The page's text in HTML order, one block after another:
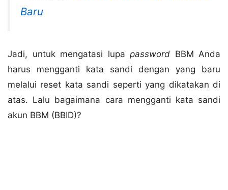
Baru
Jadi, untuk mengatasi lupa password BBM Anda
harus mengganti kata sandi dengan yang baru
melalui reset kata sandi seperti yang dikatakan di
atas. Lalu bagaimana cara mengganti kata sandi
akun BBM (BBID)?